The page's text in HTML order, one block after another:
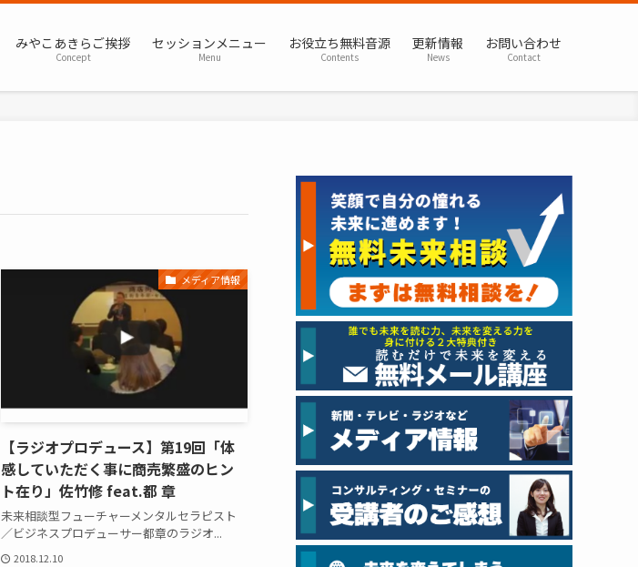
みやこあきらご挨拶
Concept
セッションメニュー
Menu
お役立ち無料音源
Contents
更新情報
News
お問い合わせ
Contact
メディア情報
【ラジオプロデュース】第19回「体
感していただく事に商売繁盛のヒン
ト在り」佐竹修 feat.都 章
未来相談型フューチャーメンタルセラピスト
／ビジネスプロデューサー都章のラジオ...
2018.12.10